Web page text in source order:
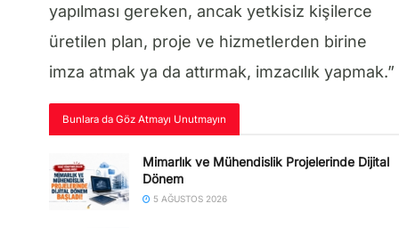
yapılması gereken, ancak yetkisiz kişilerce
üretilen plan, proje ve hizmetlerden birine
imza atmak ya da attırmak, imzacılık yapmak.”
Bunlara da Göz Atmayı Unutmayın
Mimarlık ve Mühendislik Projelerinde Dijital
Dönem
5 AĞUSTOS 2026